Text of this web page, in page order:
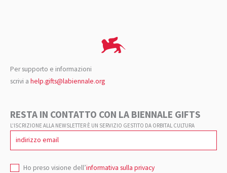
Per supporto e informazioni
scrivi a help.gifts@labiennale.org
RESTA IN CONTATTO CON LA BIENNALE GIFTS
L’ISCRIZIONE ALLA NEWSLETTER È UN SERVIZIO GESTITO DA ORBITAL CULTURA
Ho preso visione dell’informativa sulla privacy